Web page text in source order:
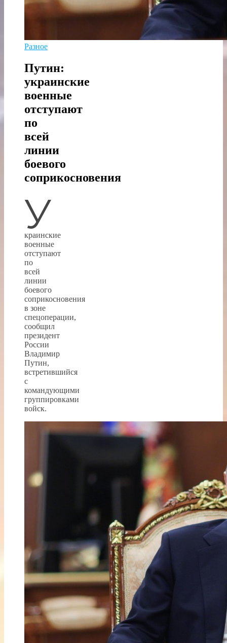
Разное
Путин:
украинские
военные
отступают
по
всей
линии
боевого
соприкосновения
У
краинские
военные
отступают
по
всей
линии
боевого
соприкосновения
в зоне
спецоперации,
сообщил
президент
России
Владимир
Путин,
встретившийся
с
командующими
группировками
войск.